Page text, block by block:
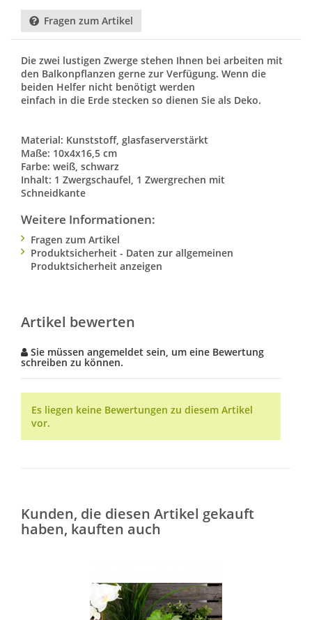
Fragen zum Artikel
Die zwei lustigen Zwerge stehen Ihnen bei arbeiten mit
den Balkonpflanzen gerne zur Verfügung. Wenn die
beiden Helfer nicht benötigt werden
einfach in die Erde stecken so dienen Sie als Deko.
Material: Kunststoff, glasfaserverstärkt
Maße: 10x4x16,5 cm
Farbe: weiß, schwarz
Inhalt: 1 Zwergschaufel, 1 Zwergrechen mit
Schneidkante
Weitere Informationen:
Fragen zum Artikel
Produktsicherheit - Daten zur allgemeinen
Produktsicherheit anzeigen
Artikel bewerten
Sie müssen angemeldet sein, um eine Bewertung
schreiben zu können.
Es liegen keine Bewertungen zu diesem Artikel
vor.
Kunden, die diesen Artikel gekauft
haben, kauften auch